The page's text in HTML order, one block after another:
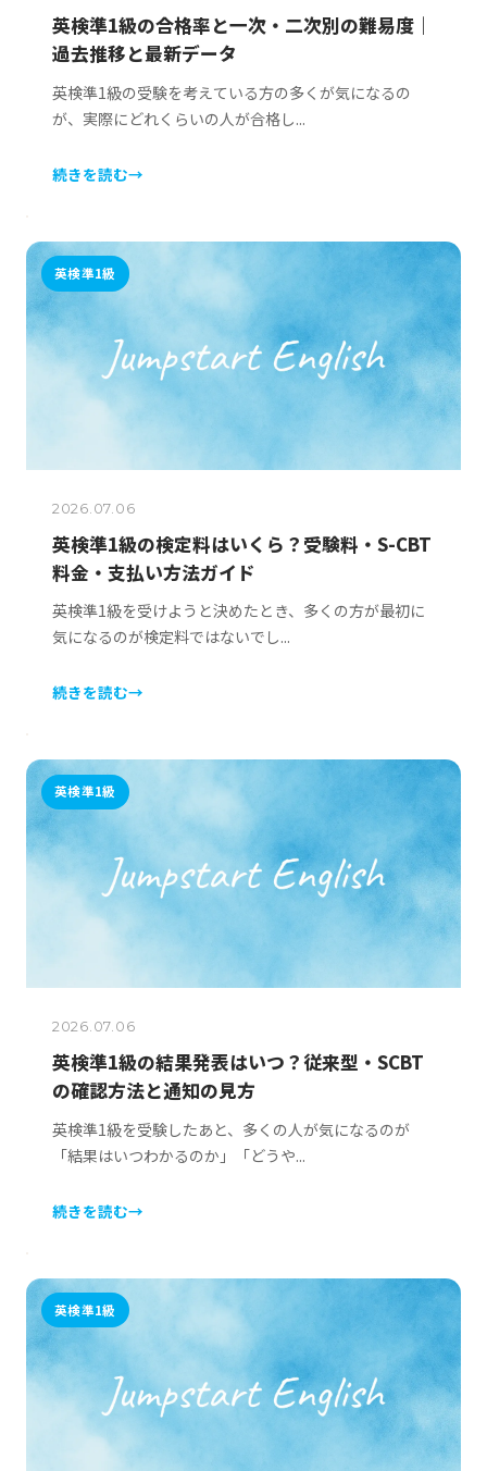
英検準1級の合格率と一次・二次別の難易度｜
過去推移と最新データ
英検準1級の受験を考えている方の多くが気になるの
が、実際にどれくらいの人が合格し...
続きを読む→
英検準1級
2026.07.06
英検準1級の検定料はいくら？受験料・S-CBT
料金・支払い方法ガイド
英検準1級を受けようと決めたとき、多くの方が最初に
気になるのが検定料ではないでし...
続きを読む→
英検準1級
2026.07.06
英検準1級の結果発表はいつ？従来型・SCBT
の確認方法と通知の見方
英検準1級を受験したあと、多くの人が気になるのが
「結果はいつわかるのか」「どうや...
続きを読む→
英検準1級